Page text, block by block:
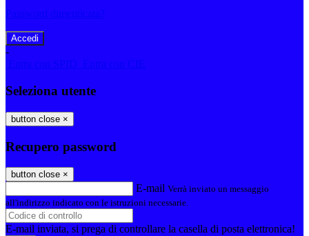
Password dimenticata?
-
Entra con SPID
Entra con CIE
Seleziona utente
button close ×
Recupero password
button close ×
E-mail Verrà inviato un messaggio
all'indirizzo indicato con le istruzioni necessarie.
E-mail inviata, si prega di controllare la casella di posta elettronica!